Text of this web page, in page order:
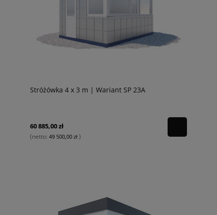
Stróżówka 4 x 3 m | Wariant SP 23A
60 885,00 zł
(netto: 49 500,00 zł )